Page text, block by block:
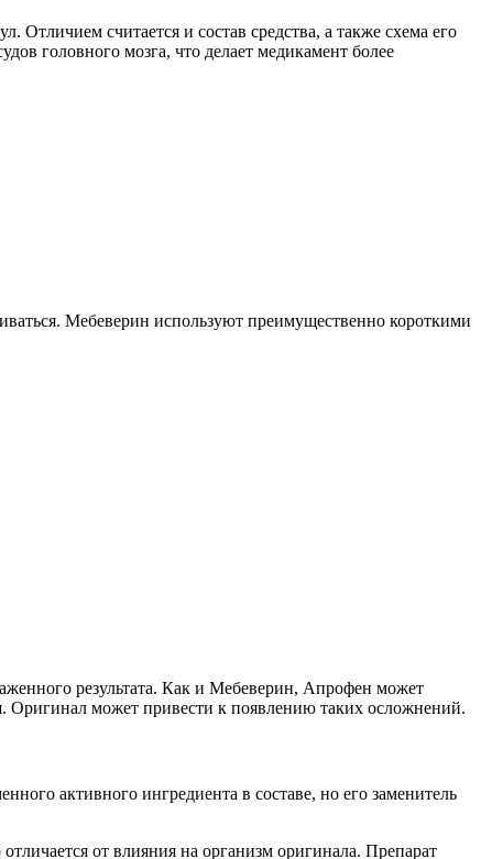
Отличием считается и состав средства, а также схема его
головного мозга, что делает медикамент более
Мебеверин используют преимущественно короткими
результата. Как и Мебеверин, Апрофен может
Оригинал может привести к появлению таких осложнений.
активного ингредиента в составе, но его заменитель
от влияния на организм оригинала. Препарат